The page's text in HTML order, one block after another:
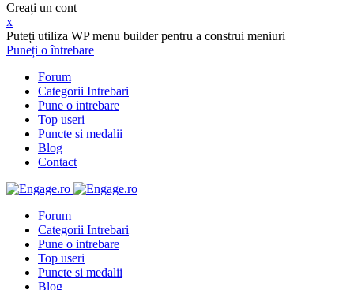
Creați un cont
x
Puteți utiliza WP menu builder pentru a construi meniuri
Puneți o întrebare
Forum
Categorii Intrebari
Pune o intrebare
Top useri
Puncte si medalii
Blog
Contact
Forum
Categorii Intrebari
Pune o intrebare
Top useri
Puncte si medalii
Blog